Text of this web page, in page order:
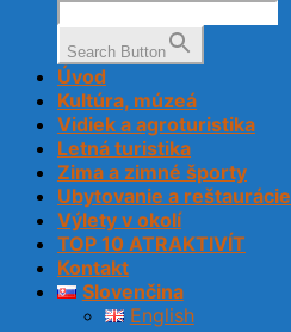
Search Button
Úvod
Kultúra, múzeá
Vidiek a agroturistika
Letná turistika
Zima a zimné športy
Ubytovanie a reštaurácie
Výlety v okolí
TOP 10 ATRAKTIVÍT
Kontakt
Slovenčina
English